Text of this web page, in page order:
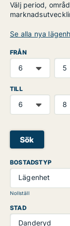
Välj period,
Se alla nya
FRÅN
TILL
Sök
BOSTADSTYP
Lägenhet
Nollställ
STAD
Danderyd